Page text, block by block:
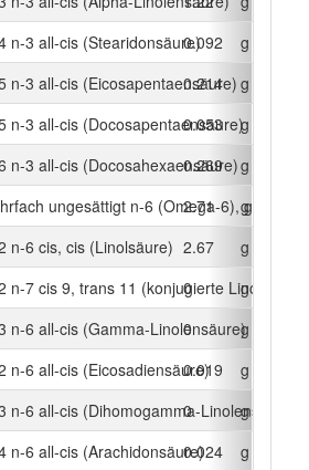
n-3 all-cis (Stearidonsäure)0.092
g
n-3 all-cis (Eicosapentaensäure)
0.214
g
n-3 all-cis (Docosapentaensäure)
0.053
g
n-3 all-cis (Docosahexaensäure)
0.269
g
ungesättigt n-6 (Omega-6), gesamt
2.71
g
n-6 cis, cis (Linolsäure) 2.67
g
n-7 cis 9, trans 11 (konjugierte Linolsäure)
0
g
n-6 all-cis (Gamma-Linolensäure)
0
g
n-6 all-cis (Eicosadiensäure)
0.019
g
n-6 all-cis (Dihomogamma-Linolensäure)
0
g
n-6 all-cis (Arachidonsäure)0.024
g